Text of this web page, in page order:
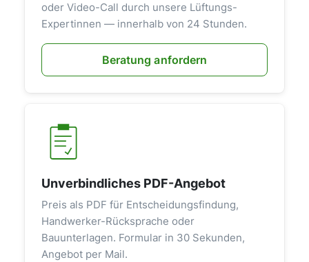
oder Video-Call durch unsere Lüftungs-
Expertinnen — innerhalb von 24 Stunden.
Beratung anfordern
Unverbindliches PDF-Angebot
Preis als PDF für Entscheidungsfindung,
Handwerker-Rücksprache oder
Bauunterlagen. Formular in 30 Sekunden,
Angebot per Mail.